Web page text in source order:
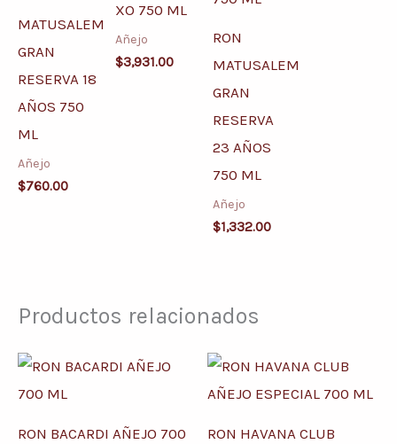
MATUSALEM
GRAN
RESERVA 18
AÑOS 750
ML
Añejo
$760.00
XO 750 ML
Añejo
$3,931.00
RON
MATUSALEM
GRAN
RESERVA
23 AÑOS
750 ML
Añejo
$1,332.00
Productos relacionados
RON BACARDI AÑEJO 700
RON HAVANA CLUB